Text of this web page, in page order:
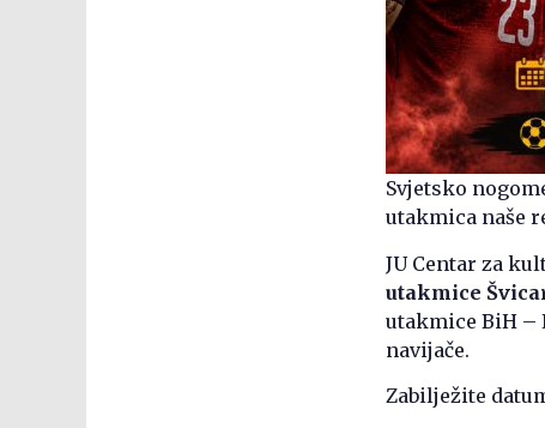
Svjetsko
utakmica naše
JU Centar za
utakmice
utakmice BiH –
navijače.
Zabilježite